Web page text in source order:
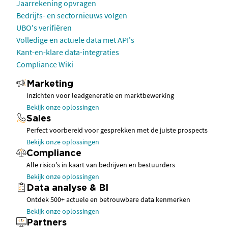
Jaarrekening opvragen
Bedrijfs- en sectornieuws volgen
UBO's verifiëren
Volledige en actuele data met API's
Kant-en-klare data-integraties
Compliance Wiki
Marketing
Inzichten voor leadgeneratie en marktbewerking
Bekijk onze oplossingen
Sales
Perfect voorbereid voor gesprekken met de juiste prospects
Bekijk onze oplossingen
Compliance
Alle risico's in kaart van bedrijven en bestuurders
Bekijk onze oplossingen
Data analyse & BI
Ontdek 500+ actuele en betrouwbare data kenmerken
Bekijk onze oplossingen
Partners